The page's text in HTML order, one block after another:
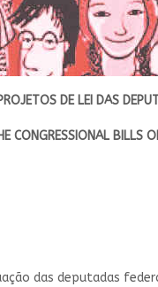
DE LEI DAS
CONGRESSIONAL BILLS
das deputadas